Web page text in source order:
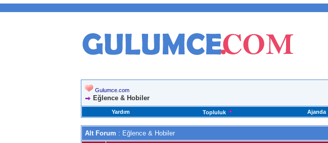
Gulumce.com
Eğlence & Hobiler
Yardım Topluluk Ajanda
Alt Forum : Eğlence & Hobiler